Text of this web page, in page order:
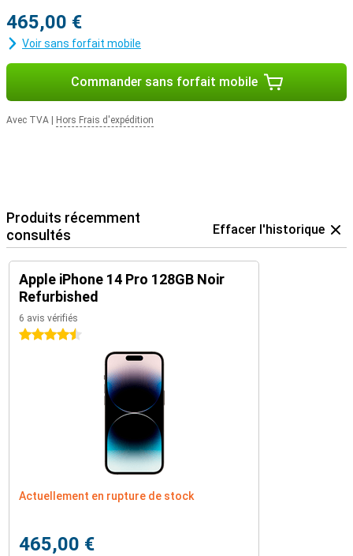
de leur appareil, l'Apple iPhone 14 Pro Max est le choix idéal.
465,00 €
Voir sans forfait mobile
Commander sans forfait mobile
Avec TVA Hors Frais d'expédition
Produits récemment
consultés
Effacer l'historique
Apple iPhone 14 Pro 128GB Noir
Refurbished
6 avis vérifiés
4.5 étoiles
Actuellement en rupture de stock
465,00 €